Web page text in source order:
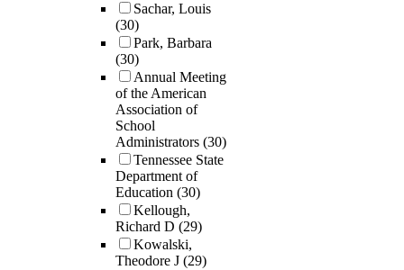
Sachar, Louis
(30)
Park, Barbara
(30)
Annual Meeting
of the American
Association of
School
Administrators (30)
Tennessee State
Department of
Education (30)
Kellough,
Richard D (29)
Kowalski,
Theodore J (29)